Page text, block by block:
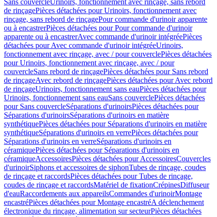
Sans couvercleUrinoirs, fonctionnement avec rinçage, sans rebord
de rinçagePièces détachées pour Urinoirs, fonctionnement avec
rinçage, sans rebord de rinçagePour commande d'urinoir apparente
ou à encastrerPièces détachées pour Pour commande d'urinoir
apparente ou à encastrerAvec commande d'urinoir intégréePièces
détachées pour Avec commande d'urinoir intégréeUrinoirs,
fonctionnement avec rinçage, avec / pour couverclePièces détachées
pour Urinoirs, fonctionnement avec rinçage, avec / pour
couvercleSans rebord de rinçagePièces détachées pour Sans rebord
de rinçageAvec rebord de rinçagePièces détachées pour Avec rebord
de rinçageUrinoirs, fonctionnement sans eauPièces détachées pour
Urinoirs, fonctionnement sans eauSans couverclePièces détachées
pour Sans couvercleSéparations d'urinoirsPièces détachées pour
Séparations d'urinoirsSéparations d'urinoirs en matière
synthétiquePièces détachées pour Séparations d'urinoirs en matière
synthétiqueSéparations d'urinoirs en verrePièces détachées pour
Séparations d'urinoirs en verreSéparations d'urinoirs en
céramiquePièces détachées pour Séparations d'urinoirs en
céramiqueAccessoiresPièces détachées pour AccessoiresCouvercles
d'urinoirSiphons et accessoires de siphonTubes de rinçage, coudes
de rinçage et raccordsPièces détachées pour Tubes de rinçage,
coudes de rinçage et raccordsMatériel de fixationCrépinesDiffuseur
d'eauRaccordements aux appareilsCommandes d'urinoirMontage
encastréPièces détachées pour Montage encastréA déclenchement
électronique du rinçage, alimentation sur secteurPièces détachées